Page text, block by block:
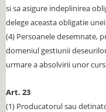
si sa asigure indeplinirea
delege aceasta obligatie
(4) Persoanele desemnate,
domeniul gestiunii
urmare a absolvirii unor
Art. 23
(1) Producatorul sau